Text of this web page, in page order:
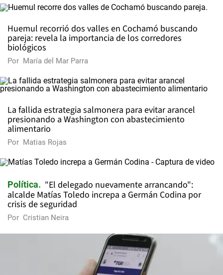
Huemul recorrió dos valles en Cochamó buscando
pareja: revela la importancia de los corredores
biológicos
Por María del Mar Parra
La fallida estrategia salmonera para evitar arancel
presionando a Washington con abastecimiento
alimentario
Por Matias Rojas
Política
"El delegado nuevamente arrancando":
alcalde Matías Toledo increpa a Germán Codina por
crisis de seguridad
Por Cristian Neira